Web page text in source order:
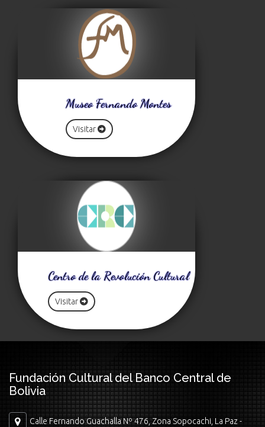
Museo Fernando Montes
Visitar
Centro de la Revolución Cultural
Visitar
Fundación Cultural del Banco Central de
Bolivia
Calle Fernando Guachalla Nº 476, Zona Sopocachi, La Paz -